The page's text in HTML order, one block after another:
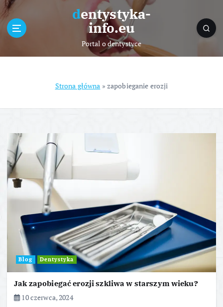
t
dentystyka-
info.eu
Portal o dentystyce
Strona główna » zapobieganie erozji
Blog Dentystyka
Jak zapobiegać erozji szkliwa w starszym wieku?
10 czerwca, 2024